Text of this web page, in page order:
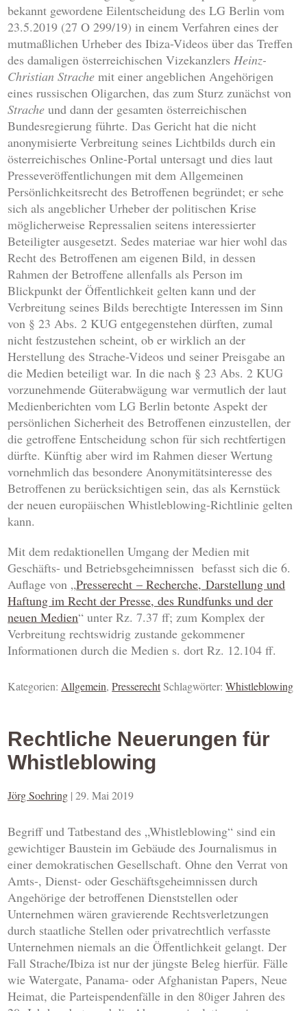
bekannt gewordene Eilentscheidung des LG Berlin vom
23.5.2019 (27 O 299/19) in einem Verfahren eines der
mutmaßlichen Urheber des Ibiza-Videos über das Treffen
des damaligen österreichischen VizekanzlersHeinz-
Christian Strache mit einer angeblichen Angehörigen
eines russischen Oligarchen, das zum Sturz zunächst von
Strache und dann der gesamten österreichischen
Bundesregierung führte. Das Gericht hat die nicht
anonymisierte Verbreitung seines Lichtbilds durch ein
österreichisches Online-Portal untersagt und dies laut
Presseveröffentlichungen mit dem Allgemeinen
Persönlichkeitsrecht des Betroffenen begründet; er sehe
sich als angeblicher Urheber der politischen Krise
möglicherweise Repressalien seitens interessierter
Beteiligter ausgesetzt. Sedes materiae war hier wohl das
Recht des Betroffenen am eigenen Bild, in dessen
Rahmen der Betroffene allenfalls als Person im
Blickpunkt der Öffentlichkeit gelten kann und der
Verbreitung seines Bilds berechtigte Interessen im Sinn
von § 23 Abs. 2 KUG entgegenstehen dürften, zumal
nicht festzustehen scheint, ob er wirklich an der
Herstellung des Strache-Videos und seiner Preisgabe an
die Medien beteiligt war. In die nach § 23 Abs. 2 KUG
vorzunehmende Güterabwägung war vermutlich der laut
Medienberichten vom LG Berlin betonte Aspekt der
persönlichen Sicherheit des Betroffenen einzustellen, der
die getroffene Entscheidung schon für sich rechtfertigen
dürfte. Künftig aber wird im Rahmen dieser Wertung
vornehmlich das besondere Anonymitätsinteresse des
Betroffenen zu berücksichtigen sein, das als Kernstück
der neuen europäischen Whistleblowing-Richtlinie gelten
kann.
Mit dem redaktionellen Umgang der Medien mit
Geschäfts- und Betriebsgeheimnissen befasst sich die 6.
Auflage von „Presserecht – Recherche, Darstellung und
Haftung im Recht der Presse, des Rundfunks und der
neuen Medien“ unter Rz. 7.37 ff; zum Komplex der
Verbreitung rechtswidrig zustande gekommener
Informationen durch die Medien s. dort Rz. 12.104 ff.
Kategorien:Allgemein,PresserechtSchlagwörter:Whistleblowing
Rechtliche Neuerungen für
Whistleblowing
Jörg Soehring |29. Mai 2019
Begriff und Tatbestand des „Whistleblowing“ sind ein
gewichtiger Baustein im Gebäude des Journalismus in
einer demokratischen Gesellschaft. Ohne den Verrat von
Amts-, Dienst- oder Geschäftsgeheimnissen durch
Angehörige der betroffenen Dienststellen oder
Unternehmen wären gravierende Rechtsverletzungen
durch staatliche Stellen oder privatrechtlich verfasste
Unternehmen niemals an die Öffentlichkeit gelangt. Der
Fall Strache/Ibiza ist nur der jüngste Beleg hierfür. Fälle
wie Watergate, Panama- oder Afghanistan Papers, Neue
Heimat, die Parteispendenfälle in den 80iger Jahren des